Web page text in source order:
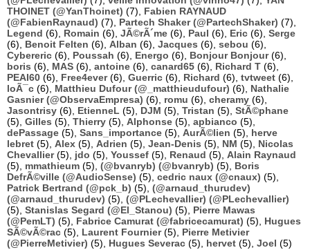
THOINET (@YanThoinet) (7), Fabien RAYNAUD
(@FabienRaynaud) (7), Partech Shaker (@PartechShaker) (7),
Legend (6), Romain (6), JÃ©rÃ´me (6), Paul (6), Eric (6), Serge
(6), Benoit Felten (6), Alban (6), Jacques (6), sebou (6),
Cybereric (6), Poussah (6), Energo (6), Bonjour Bonjour(6),
boris (6), MAS (6), antoine (6), canard65 (6), Richard T (6),
PEAI60 (6), Free4ever(6), Guerric (6), Richard (6), tvtweet (6),
loÃ¯c (6), Matthieu Dufour (@_matthieudufour) (6), Nathalie
Gasnier (@ObservaEmpresa) (6), romu (6), cheramy (6),
Jasontrisy (6), EtienneL (5), DJM (5), Tristan (5), StÃ©phane
(5), Gilles (5), Thierry (5), Alphonse (5), apbianco (5),
dePassage (5), Sans_importance (5), AurÃ©lien (5), herve
lebret (5), Alex (5), Adrien (5), Jean-Denis (5), NM (5), Nicolas
Chevallier(5), jdo (5), Youssef (5), Renaud (5), Alain Raynaud
(5), mmathieum (5), (@bvanryb) (@bvanryb) (5), Boris
DefrÃ©ville (@AudioSense) (5), cedric naux (@cnaux) (5),
Patrick Bertrand (@pck_b) (5), (@arnaud_thurudev)
(@arnaud_thurudev) (5), (@PLechevallier) (@PLechevallier)
(5), Stanislas Segard (@El_Stanou) (5), Pierre Mawas
(@PemLT) (5), Fabrice Camurat (@fabricecamurat) (5), Hugues
SÃ©vÃ©rac (5), Laurent Fournier(5), Pierre Metivier
(@PierreMetivier) (5), Hugues Severac (5), hervet (5), Joel (5)